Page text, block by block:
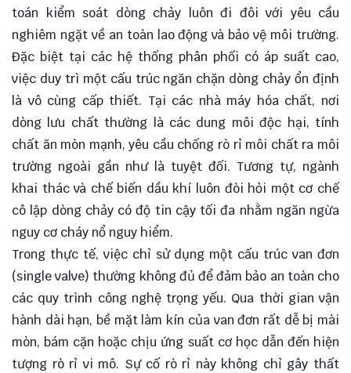
toán kiểm soát dòng chảy luôn đi đôi với yêu cầu
nghiêm ngặt về an toàn lao động và bảo vệ môi trường.
Đặc biệt tại các hệ thống phân phối có áp suất cao,
việc duy trì một cấu trúc ngăn chặn dòng chảy ổn định
là vô cùng cấp thiết. Tại các nhà máy hóa chất, nơi
dòng lưu chất thường là các dung môi độc hại, tính
chất ăn mòn mạnh, yêu cầu chống rò rỉ môi chất ra môi
trường ngoài gần như là tuyệt đối. Tương tự, ngành
khai thác và chế biến dầu khí luôn đòi hỏi một cơ chế
cô lập dòng chảy có độ tin cậy tối đa nhằm ngăn ngừa
nguy cơ cháy nổ nguy hiểm.
Trong thực tế, việc chỉ sử dụng một cấu trúc van đơn
(single valve) thường không đủ để đảm bảo an toàn cho
các quy trình công nghệ trọng yếu. Qua thời gian vận
hành dài hạn, bề mặt làm kín của van đơn rất dễ bị mài
mòn, bám cặn hoặc chịu ứng suất cơ học dẫn đến hiện
tượng rò rỉ vi mô. Sự cố rò rỉ này không chỉ gây thất